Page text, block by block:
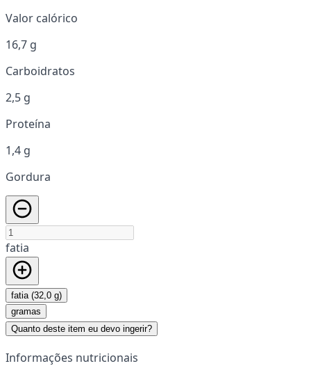
Valor calórico
16,7 g
Carboidratos
2,5 g
Proteína
1,4 g
Gordura
fatia
fatia (32,0 g)
gramas
Quanto deste item eu devo ingerir?
Informações nutricionais